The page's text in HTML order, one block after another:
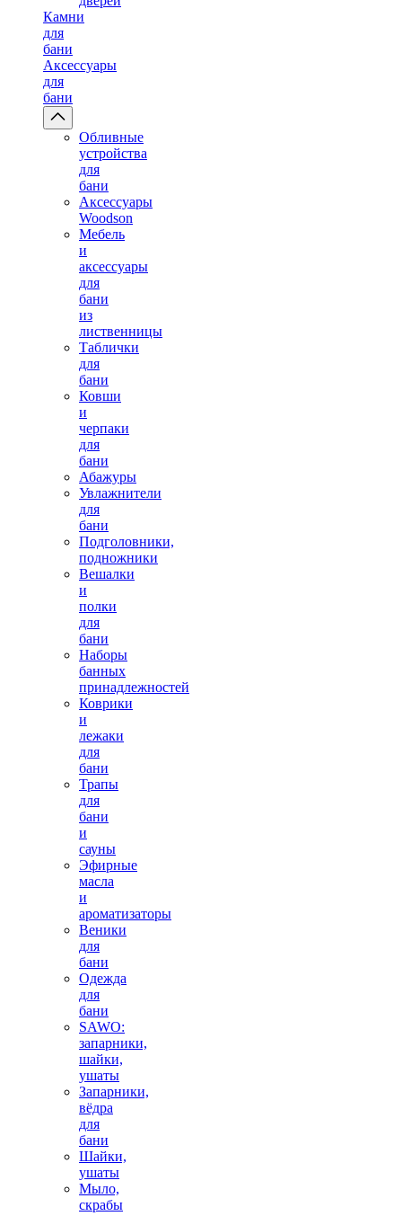
Камни
для
бани
Аксессуары
для
бани
Обливные
устройства
для
бани
Аксессуары
Woodson
Мебель
и
аксессуары
для
бани
из
лиственницы
Таблички
для
бани
Ковши
и
черпаки
для
бани
Абажуры
Увлажнители
для
бани
Подголовники,
подножники
Вешалки
и
полки
для
бани
Наборы
банных
принадлежностей
Коврики
и
лежаки
для
бани
Трапы
для
бани
и
сауны
Эфирные
масла
и
ароматизаторы
Веники
для
бани
Одежда
для
бани
SAWO:
запарники,
шайки,
ушаты
Запарники,
вёдра
для
бани
Шайки,
ушаты
Мыло,
скрабы